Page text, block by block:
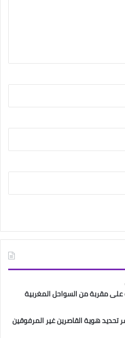
على مقربة من السواحل المغربية
هوية القاصرين غير المرفوقين